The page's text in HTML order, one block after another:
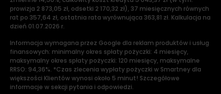
prowizja 2 873,05 zł, odsetki 2 170,32 zł), 37 miesięcznych równych
rat po 357,64 zł, ostatnia rata wyrównująca 363,81 zł. Kalkulacja na
dzień 01.07.2026 r.
Informacja wymagana przez Google dla reklam produktów i usług
finansowych: minimalny okres spłaty pożyczki: 4 miesięcy,
maksymalny okres spłaty pożyczki: 120 miesięcy, maksymalne
RRSO: 94,36%. *Czas zlecenia wypłaty pożyczki w Smartney dla
większości Klientów wynosi około 5 minut! Szczegółowe
informacje w sekcji pytania i odpowiedzi.